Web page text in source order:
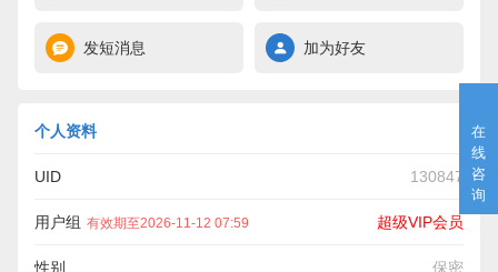
在
线
咨
询
发短消息 加为好友
个人资料
UID 130847
用户组 有效期至2026-11-12 07:59 超级VIP会员
性别 保密